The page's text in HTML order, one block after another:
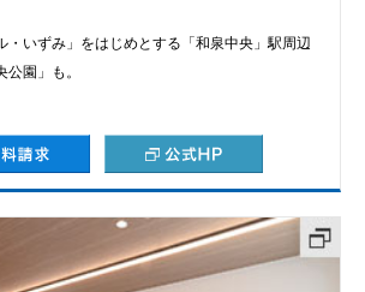
・いずみ」をはじめとする「和泉中央」駅周辺
園」も。